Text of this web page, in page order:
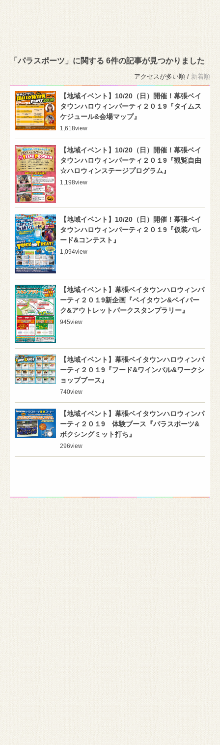
「パラスポーツ」に関する 6件の記事が見つかりました
アクセスが多い順 / 新着順
【地域イベント】10/20（日）開催！幕張ベイ
タウンハロウィンパーティ２０１9『タイムス
ケジュール&会場マップ』
1,618view
【地域イベント】10/20（日）開催！幕張ベイ
タウンハロウィンパーティ２０１9『観覧自由
☆ハロウィンステージプログラム』
1,198view
【地域イベント】10/20（日）開催！幕張ベイ
タウンハロウィンパーティ２０１9『仮装パレ
ード&コンテスト』
1,094view
【地域イベント】幕張ベイタウンハロウィンパ
ーティ２０１9新企画『ベイタウン&ベイパー
ク&アウトレットパークスタンプラリー』
945view
【地域イベント】幕張ベイタウンハロウィンパ
ーティ２０１9『フード&ワインバル&ワークシ
ョップブース』
740view
【地域イベント】幕張ベイタウンハロウィンパ
ーティ２０１9 体験ブース『パラスポーツ&
ボクシングミット打ち』
296view